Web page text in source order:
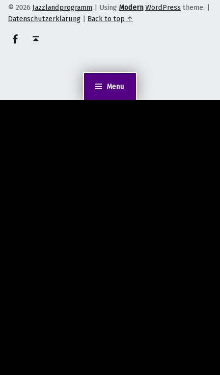
Menu
© 2026 Jazzlandprogramm | Using Modern WordPress theme. |
Datenschutzerklärung | Back to top ↑